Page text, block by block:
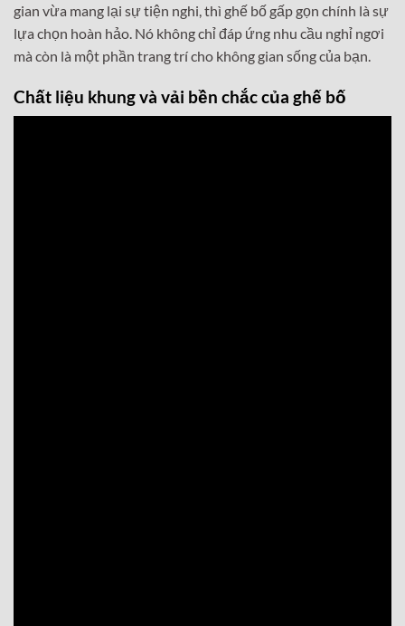
gian vừa mang lại sự tiện nghi, thì ghế bố gấp gọn chính là sự
lựa chọn hoàn hảo. Nó không chỉ đáp ứng nhu cầu nghỉ ngơi
mà còn là một phần trang trí cho không gian sống của bạn.
Chất liệu khung và vải bền chắc của ghế bố